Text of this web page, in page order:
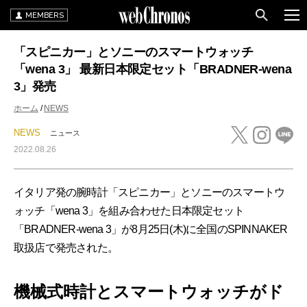
MEMBERS
「スピニカー」とソニーのスマートウォッチ
「wena 3」 最新日本限定セット「BRADNER-wena
3」発売
ホーム NEWS
NEWS ニュース
2022.08.26
イタリア発の腕時計「スピニカー」とソニーのスマートウ
ォッチ「wena 3」を組み合わせた日本限定セット
「BRADNER-wena 3」が8月25日(木)に全国のSPINNAKER
取扱店で発売された。
機械式時計とスマートウォッチがド